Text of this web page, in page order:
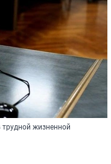
жизненной